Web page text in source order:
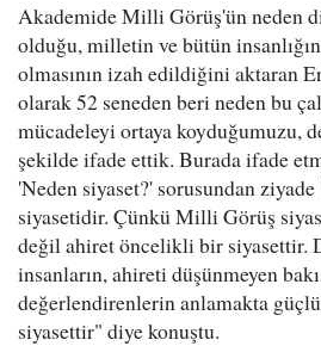
Akademide Milli Görüş'ün neden
olduğu, milletin ve bütün
olmasının izah edildiğini aktaran
olarak 52 seneden beri neden bu
mücadeleyi ortaya koyduğumuzu,
şekilde ifade ettik. Burada ifade
'Neden siyaset?' sorusundan
siyasetidir. Çünkü Milli Görüş
değil ahiret öncelikli bir siyasettir.
insanların, ahireti düşünmeyen
değerlendirenlerin anlamakta
siyasettir" diye konuştu.